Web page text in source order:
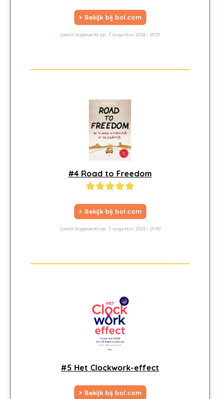
> Bekijk bij bol.com
Laatst bijgewerkt op:: 7 augustus 2026 - 01:01
#4 Road to Freedom
> Bekijk bij bol.com
Laatst bijgewerkt op:: 7 augustus 2026 - 01:00
#5 Het Clockwork-effect
> Bekijk bij bol.com